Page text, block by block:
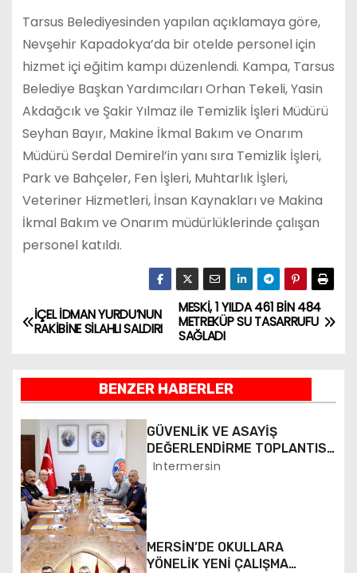
Tarsus Belediyesinden yapılan açıklamaya göre,
Nevşehir Kapadokya’da bir otelde personel için
hizmet içi eğitim kampı düzenlendi. Kampa, Tarsus
Belediye Başkan Yardımcıları Orhan Tekeli, Yasin
Akdağcık ve Şakir Yılmaz ile Temizlik İşleri Müdürü
Seyhan Bayır, Makine İkmal Bakım ve Onarım
Müdürü Serdal Demirel’in yanı sıra Temizlik İşleri,
Park ve Bahçeler, Fen İşleri, Muhtarlık İşleri,
Veteriner Hizmetleri, İnsan Kaynakları ve Makina
İkmal Bakım ve Onarım müdürlüklerinde çalışan
personel katıldı.
Y
z
ı
g
e
z
i
MESKİ, 1 YILDA 461 BİN 484
METREKÜP SU TASARRUFU
SAĞLADI
İÇEL İDMAN YURDU’NUN
RAKİBİNE SİLAHLI SALDIRI
BENZER HABERLER
GÜVENLİK VE ASAYİŞ
DEĞERLENDİRME TOPLANTISI
YAPILDI
Intermersin
MERSİN’DE OKULLARA
YÖNELİK YENİ ÇALIŞMA